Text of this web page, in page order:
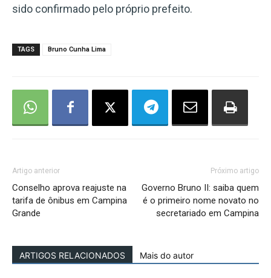
sido confirmado pelo próprio prefeito.
TAGS Bruno Cunha Lima
Artigo anterior
Conselho aprova reajuste na
tarifa de ônibus em Campina
Grande
Próximo artigo
Governo Bruno II: saiba quem
é o primeiro nome novato no
secretariado em Campina
ARTIGOS RELACIONADOS Mais do autor